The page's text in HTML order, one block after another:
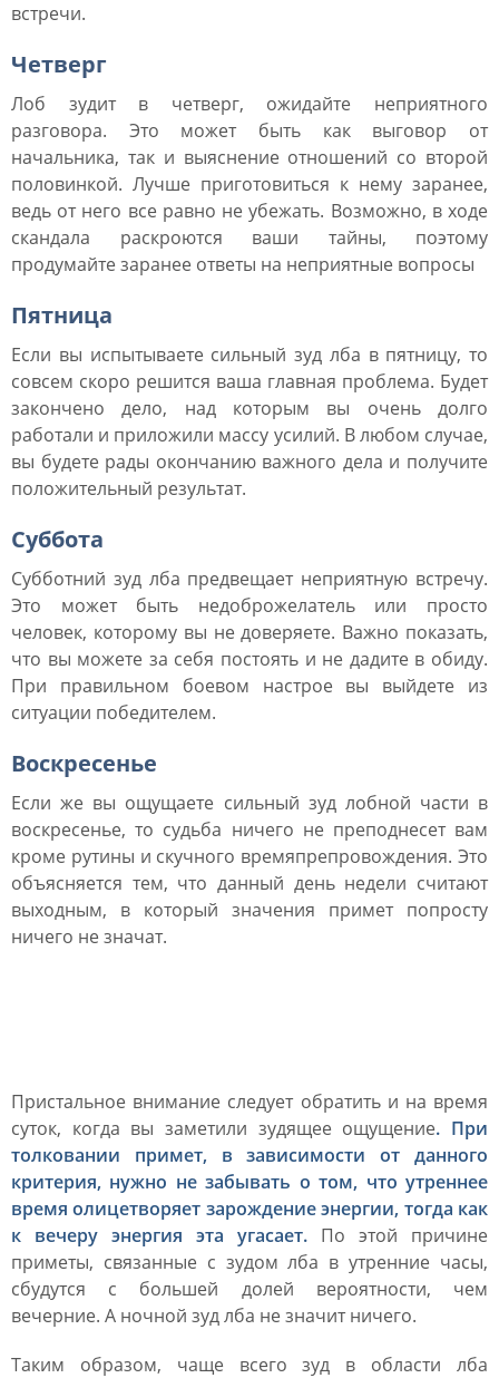
встречи.
Четверг
Лоб зудит в четверг, ожидайте неприятного
разговора. Это может быть как выговор от
начальника, так и выяснение отношений со второй
половинкой. Лучше приготовиться к нему заранее,
ведь от него все равно не убежать. Возможно, в ходе
скандала раскроются ваши тайны, поэтому
продумайте заранее ответы на неприятные вопросы
Пятница
Если вы испытываете сильный зуд лба в пятницу, то
совсем скоро решится ваша главная проблема. Будет
закончено дело, над которым вы очень долго
работали и приложили массу усилий. В любом случае,
вы будете рады окончанию важного дела и получите
положительный результат.
Суббота
Субботний зуд лба предвещает неприятную встречу.
Это может быть недоброжелатель или просто
человек, которому вы не доверяете. Важно показать,
что вы можете за себя постоять и не дадите в обиду.
При правильном боевом настрое вы выйдете из
ситуации победителем.
Воскресенье
Если же вы ощущаете сильный зуд лобной части в
воскресенье, то судьба ничего не преподнесет вам
кроме рутины и скучного времяпрепровождения. Это
объясняется тем, что данный день недели считают
выходным, в который значения примет попросту
ничего не значат.
Пристальное внимание следует обратить и на время
суток, когда вы заметили зудящее ощущение. При
толковании примет, в зависимости от данного
критерия, нужно не забывать о том, что утреннее
время олицетворяет зарождение энергии, тогда как
к вечеру энергия эта угасает. По этой причине
приметы, связанные с зудом лба в утренние часы,
сбудутся с большей долей вероятности, чем
вечерние. А ночной зуд лба не значит ничего.
Таким образом, чаще всего зуд в области лба